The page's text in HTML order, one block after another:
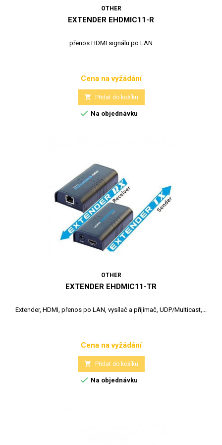
OTHER
EXTENDER EHDMIC11-R
přenos HDMI signálu po LAN
Cena
Cena na vyžádání
 Přidat do košíku
 Na objednávku
OTHER
EXTENDER EHDMIC11-TR
Extender, HDMI, přenos po LAN, vysílač a přijímač, UDP/Multicast,...
Cena
Cena na vyžádání
 Přidat do košíku
 Na objednávku